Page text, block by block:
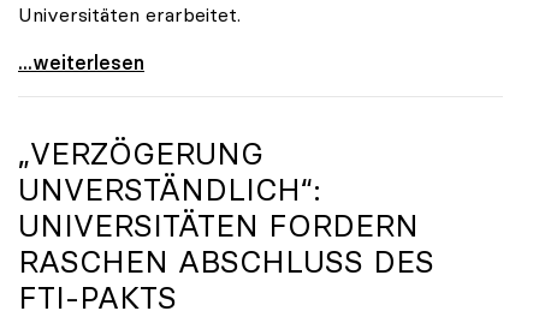
Universitäten erarbeitet.
Schools of Education an den Universitäten: Für
...weiterlesen
„VERZÖGERUNG
UNVERSTÄNDLICH“:
UNIVERSITÄTEN FORDERN
RASCHEN ABSCHLUSS DES
FTI-PAKTS